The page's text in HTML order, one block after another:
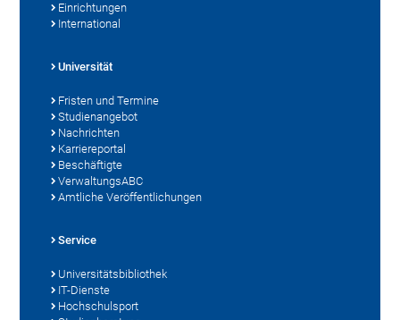
Einrichtungen
International
Universität
Fristen und Termine
Studienangebot
Nachrichten
Karriereportal
Beschäftigte
VerwaltungsABC
Amtliche Veröffentlichungen
Service
Universitätsbibliothek
IT-Dienste
Hochschulsport